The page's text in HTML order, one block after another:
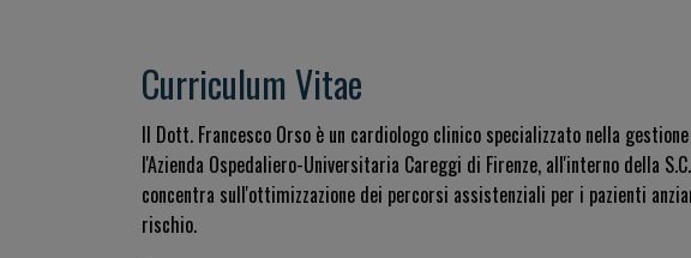
Curriculum Vitae
Il Dott. Francesco Orso è un cardiologo clinico specializzato nella
l'Azienda Ospedaliero-Universitaria Careggi di Firenze, all'interno della
concentra sull'ottimizzazione dei percorsi assistenziali per i pazienti
rischio.